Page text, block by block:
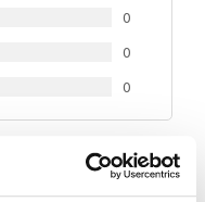
0
0
0